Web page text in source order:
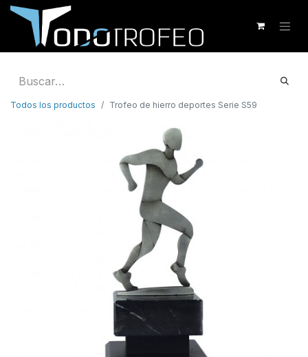
Todos los productos Trofeo de hierro deportes Serie S59